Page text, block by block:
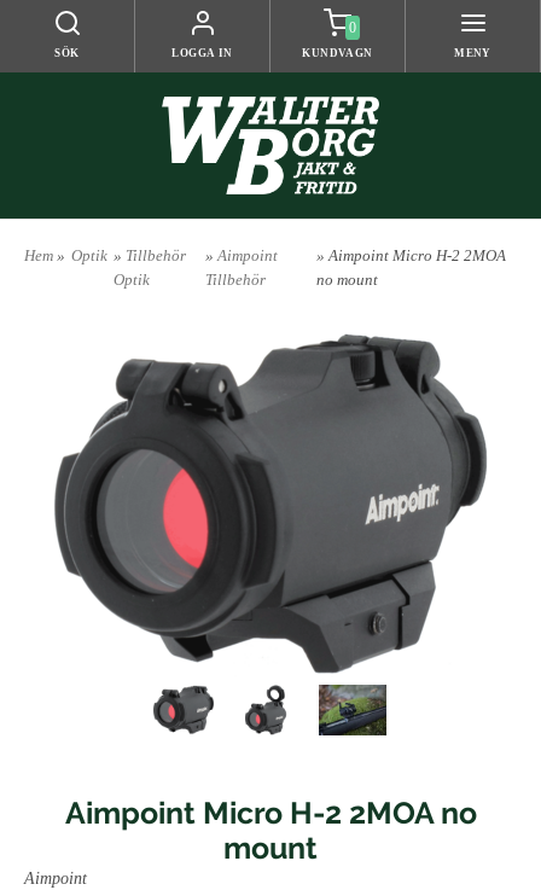
SÖK LOGGA IN
0
KUNDVAGN MENY
Hem » Optik » Tillbehör
Optik
»Aimpoint
Tillbehör
» Aimpoint Micro H-2 2MOA
no mount
Aimpoint Micro H-2 2MOA no
mount
Aimpoint